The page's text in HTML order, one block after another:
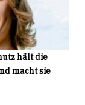
hält die
macht sie